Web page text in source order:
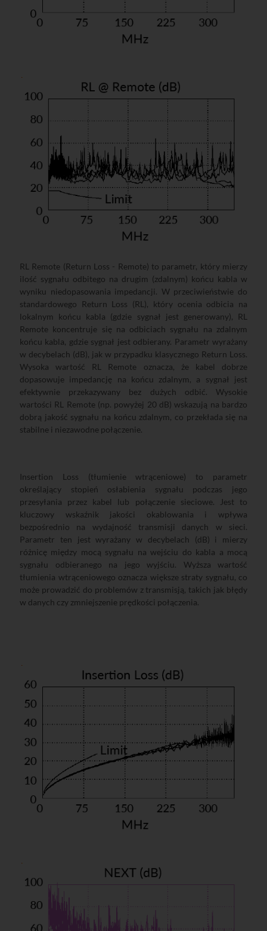
RL Remote (Return Loss - Remote) to parametr, który mierzy
ilość sygnału odbitego na drugim (zdalnym) końcu kabla w
wyniku niedopasowania impedancji. W przeciwieństwie do
standardowego Return Loss (RL), który ocenia odbicia na
lokalnym końcu kabla (gdzie sygnał jest generowany), RL
Remote koncentruje się na odbiciach sygnału na zdalnym
końcu kabla, gdzie sygnał jest odbierany. Parametr wyrażany
w decybelach (dB), jak w przypadku klasycznego Return Loss.
Wysoka wartość RL Remote oznacza, że kabel dobrze
dopasowuje impedancję na końcu zdalnym, a sygnał jest
efektywnie przekazywany bez dużych odbić. Wysokie
wartości RL Remote (np. powyżej 20 dB) wskazują na bardzo
dobrą jakość sygnału na końcu zdalnym, co przekłada się na
stabilne i niezawodne połączenie.
Insertion Loss (tłumienie wtrąceniowe) to parametr
określający stopień osłabienia sygnału podczas jego
przesyłania przez kabel lub połączenie sieciowe. Jest to
kluczowy wskaźnik jakości okablowania i wpływa
bezpośrednio na wydajność transmisji danych w sieci.
Parametr ten jest wyrażany w decybelach (dB) i mierzy
różnicę między mocą sygnału na wejściu do kabla a mocą
sygnału odbieranego na jego wyjściu. Wyższa wartość
tłumienia wtrąceniowego oznacza większe straty sygnału, co
może prowadzić do problemów z transmisją, takich jak błędy
w danych czy zmniejszenie prędkości połączenia.